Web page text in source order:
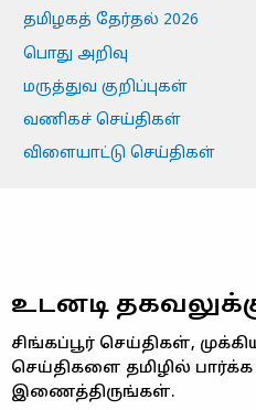
தமிழகத் தேர்தல் 2026
பொது அறிவு
மருத்துவ குறிப்புகள்
வணிகச் செய்திகள்
விளையாட்டு செய்திகள்
உடனடி
சிங்கப்பூர் செய்திகள்,
செய்திகளை தமிழில்
இணைத்திருங்கள்.